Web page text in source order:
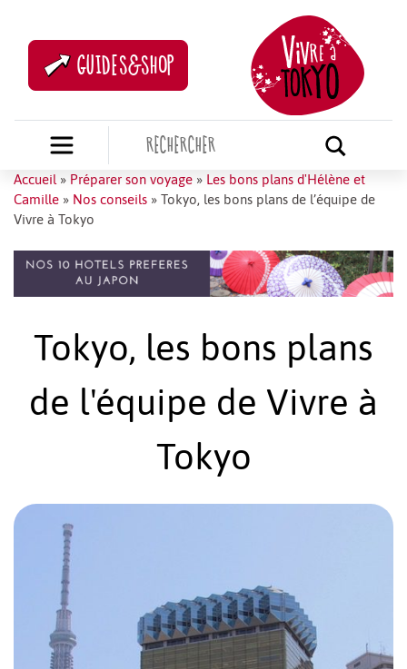
GUIDES&SHOP
Accueil » Préparer son voyage » Les bons plans d'Hélène et
Camille » Nos conseils » Tokyo, les bons plans de l’équipe de
Vivre à Tokyo
Tokyo, les bons plans
de l'équipe de Vivre à
Tokyo